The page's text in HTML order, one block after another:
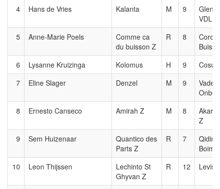
4 Hans de Vries Kalanta M 9
VDL
5
Anne-Marie Poels
Comme ca
du buisson Z
R 8
Corot
6
Lysanne Kruizinga Kolomus H 9
Cosun
7
Eline Slager Denzel M 9
Vader
8
Ernesto Canseco Amirah Z M 8
Z
9
Sem Huizenaar
Quantico des
Parts Z
R 7
10
Leon Thijssen
Lechinto St
Ghyvan Z
R 12